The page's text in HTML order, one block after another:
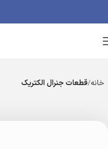
خانه قطعات جنرال الکتریک